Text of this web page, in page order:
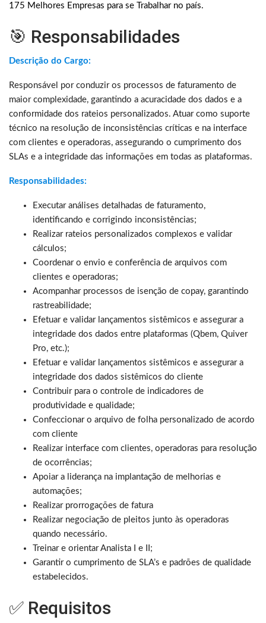
175 Melhores Empresas para se Trabalhar no país.
🎯 Responsabilidades
Descrição do Cargo:
Responsável por conduzir os processos de faturamento de
maior complexidade, garantindo a acuracidade dos dados e a
conformidade dos rateios personalizados. Atuar como suporte
técnico na resolução de inconsistências críticas e na interface
com clientes e operadoras, assegurando o cumprimento dos
SLAs e a integridade das informações em todas as plataformas.
Responsabilidades:
Executar análises detalhadas de faturamento,
identificando e corrigindo inconsistências;
Realizar rateios personalizados complexos e validar
cálculos;
Coordenar o envio e conferência de arquivos com
clientes e operadoras;
Acompanhar processos de isenção de copay, garantindo
rastreabilidade;
Efetuar e validar lançamentos sistêmicos e assegurar a
integridade dos dados entre plataformas (Qbem, Quiver
Pro, etc.);
Efetuar e validar lançamentos sistêmicos e assegurar a
integridade dos dados sistêmicos do cliente
Contribuir para o controle de indicadores de
produtividade e qualidade;
Confeccionar o arquivo de folha personalizado de acordo
com cliente
Realizar interface com clientes, operadoras para resolução
de ocorrências;
Apoiar a liderança na implantação de melhorias e
automações;
Realizar prorrogações de fatura
Realizar negociação de pleitos junto às operadoras
quando necessário.
Treinar e orientar Analista I e II;
Garantir o cumprimento de SLA’s e padrões de qualidade
estabelecidos.
✅ Requisitos